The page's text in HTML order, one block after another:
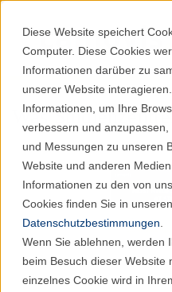
Diese Website speichert
Computer. Diese Cookies
Informationen darüber zu
unserer Website
Informationen, um Ihre
verbessern und anzupassen,
und Messungen zu unseren
Website und anderen
Informationen zu den von
Cookies finden Sie in unseren
Datenschutzbestimmungen
Wenn Sie ablehnen, werden
beim Besuch dieser Website
einzelnes Cookie wird in
Was